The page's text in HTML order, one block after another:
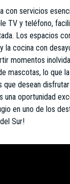
con servicios
TV y teléfono,
Los espacios
la cocina con
momentos
mascotas, lo que
que desean
una oportunidad
en uno de los
Sur!